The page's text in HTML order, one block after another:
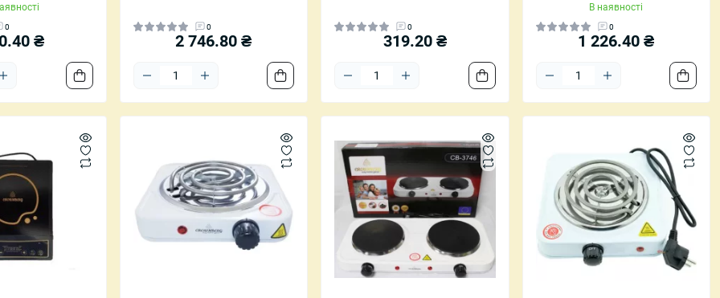
0
₴
0
2 746.80 ₴
0
319.20 ₴
В наявності
0
1 226.40 ₴